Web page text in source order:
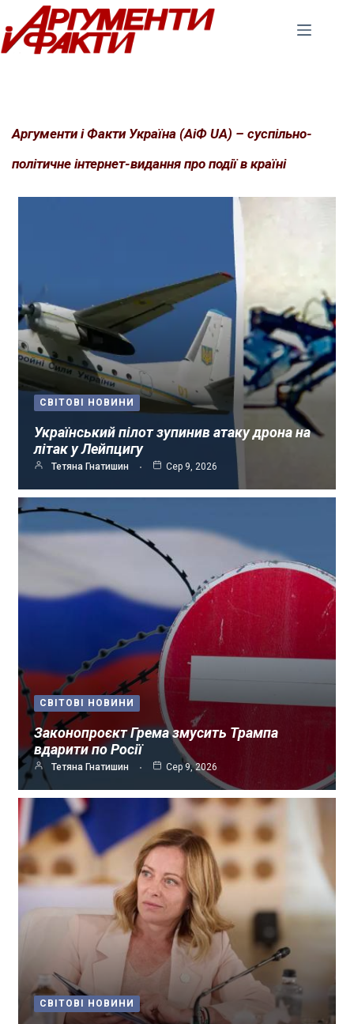
Перейти
до
вмісту
Аргументи і Факти Україна (АіФ UA) – суспільно-
політичне інтернет-видання про події в країні
СВІТОВІ НОВИНИ
Український пілот зупинив атаку дрона на
літак у Лейпцигу
Тетяна Гнатишин Сер 9, 2026
СВІТОВІ НОВИНИ
Законопроєкт Грема змусить Трампа
вдарити по Росії
Тетяна Гнатишин Сер 9, 2026
СВІТОВІ НОВИНИ